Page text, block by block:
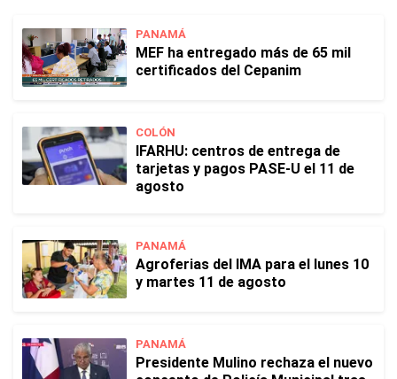
PANAMÁ
MEF ha entregado más de 65 mil
certificados del Cepanim
COLÓN
IFARHU: centros de entrega de
tarjetas y pagos PASE-U el 11 de
agosto
PANAMÁ
Agroferias del IMA para el lunes 10
y martes 11 de agosto
PANAMÁ
Presidente Mulino rechaza el nuevo